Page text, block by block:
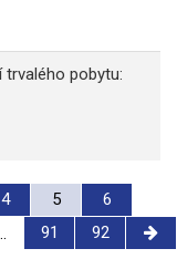
trvalého pobytu:
4 5
6
91 92